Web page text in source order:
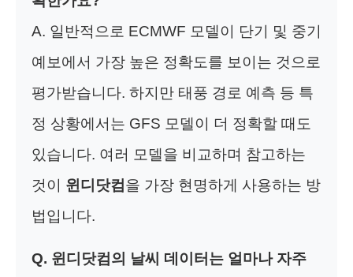
A. 일반적으로 ECMWF 모델이 단기 및 중기
예보에서 가장 높은 정확도를 보이는 것으로
평가받습니다. 하지만 태풍 경로 예측 등 특
정 상황에서는 GFS 모델이 더 정확할 때도
있습니다. 여러 모델을 비교하며 참고하는
것이 윈디닷컴 을 가장 현명하게 사용하는 방
법입니다.
Q. 윈디닷컴의 날씨 데이터는 얼마나 자주